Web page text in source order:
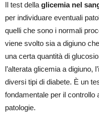
Il test della glicemia nel
per individuare eventuali
quelli che sono i normali
viene svolto sia a digiuno
una certa quantità di
l’alterata glicemia a digiuno,
diversi tipi di diabete. È un
fondamentale per il controllo
patologie.